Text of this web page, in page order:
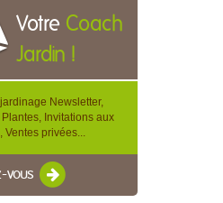
Votre Coach
Jardin !
Newsletter,
Invitations aux
Ventes privées...
vous